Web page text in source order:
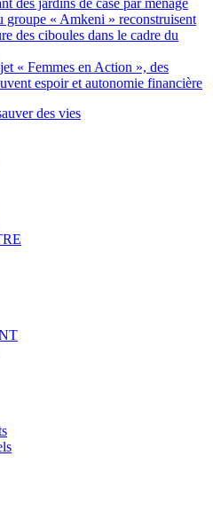
des jardins de case par ménage
groupe « Amkeni » reconstruisent
des ciboules dans le cadre du
« Femmes en Action », des
espoir et autonomie financière
des vies